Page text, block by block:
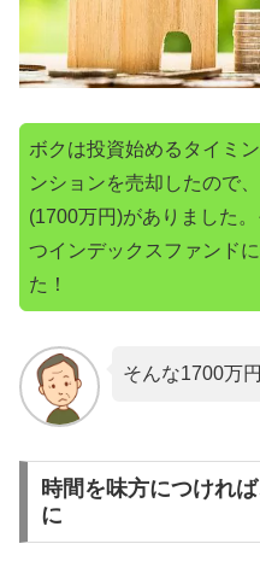
ボクは投資始めるタイミ
ンションを売却したので
(1700万円)がありました
つインデックスファンド
た！
そんな1700万
時間を味方につけれ
に